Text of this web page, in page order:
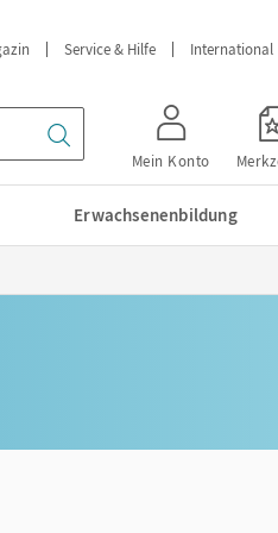
Service & Hilfe International
Mein Konto
Erwachsenenbildung